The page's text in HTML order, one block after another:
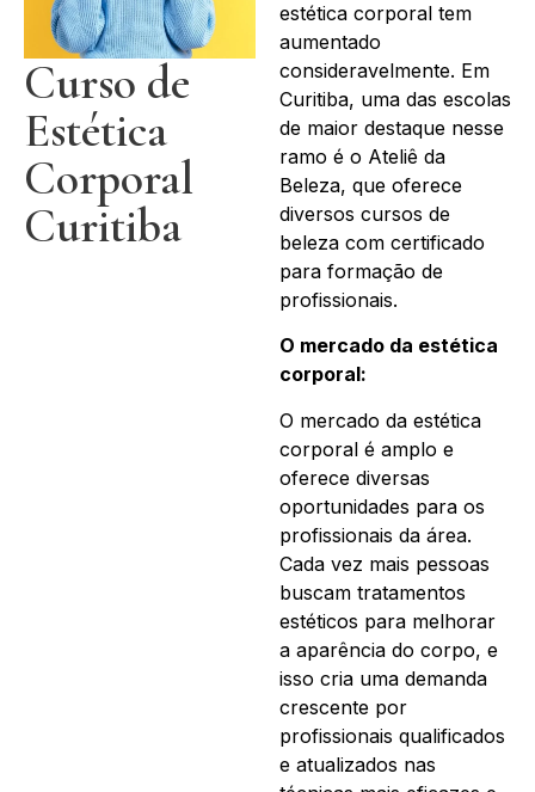
Curso de
Estética
Corporal
Curitiba
estética corporal tem
aumentado
consideravelmente. Em
Curitiba, uma das escolas
de maior destaque nesse
ramo é o Ateliê da
Beleza, que oferece
diversos cursos de
beleza com certificado
para formação de
profissionais.
O mercado da estética
corporal:
O mercado da estética
corporal é amplo e
oferece diversas
oportunidades para os
profissionais da área.
Cada vez mais pessoas
buscam tratamentos
estéticos para melhorar
a aparência do corpo, e
isso cria uma demanda
crescente por
profissionais qualificados
e atualizados nas